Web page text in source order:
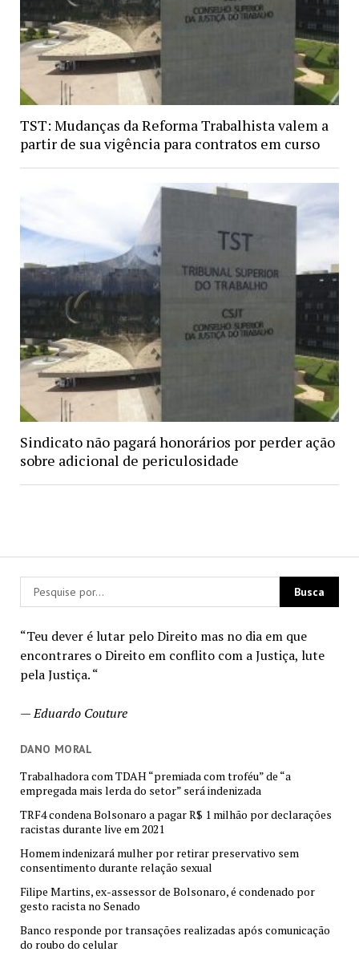
“Teu dever é lutar pelo Direito mas no dia em que
encontrares o Direito em conflito com a Justiça, lute
pela Justiça. “
—Eduardo Couture
DANO MORAL
Trabalhadora com TDAH “premiada com troféu” de “a
empregada mais lerda do setor” será indenizada
TRF4 condena Bolsonaro a pagar R$ 1 milhão por declarações
racistas durante live em 2021
Homem indenizará mulher por retirar preservativo sem
consentimento durante relação sexual
Filipe Martins, ex-assessor de Bolsonaro, é condenado por
gesto racista no Senado
Banco responde por transações realizadas após comunicação
do roubo do celular
TST: Mudanças da Reforma Trabalhista valem a
partir de sua vigência para contratos em curso
Sindicato não pagará honorários por perder ação
sobre adicional de periculosidade